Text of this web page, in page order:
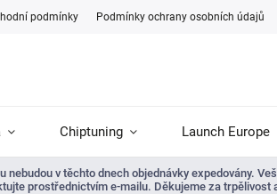
podmínky Podmínky ochrany osobních údajů
Chiptuning Launch Europe
v těchto dnech objednávky expedovány.
prostřednictvím e-mailu. Děkujeme za trpělivost